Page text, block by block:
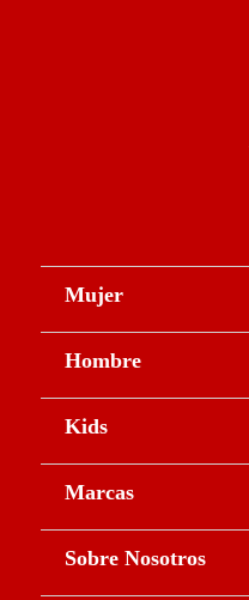
Mujer
Hombre
Kids
Marcas
Sobre Nosotros